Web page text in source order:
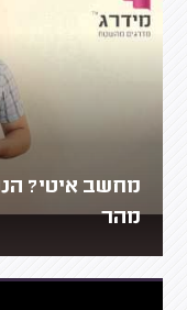
מחשב איטי?
מהר